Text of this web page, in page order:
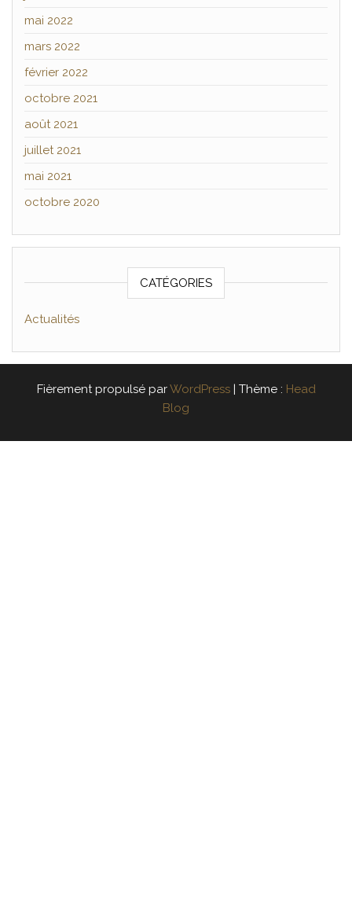
mai 2022
mars 2022
février 2022
octobre 2021
août 2021
juillet 2021
mai 2021
octobre 2020
CATÉGORIES
Actualités
Fièrement propulsé parWordPress Thème : Head
Blog